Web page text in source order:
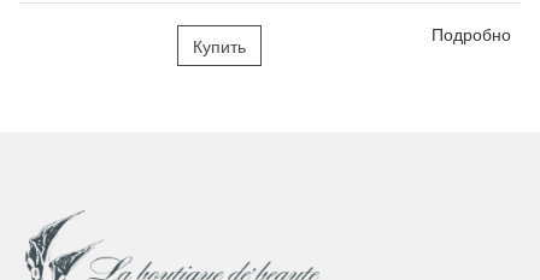
Купить Подробно